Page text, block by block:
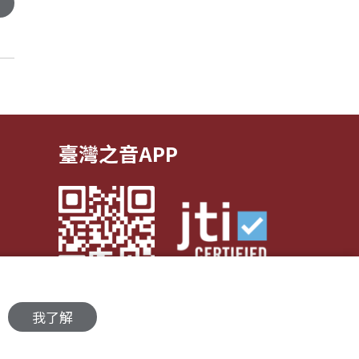
臺灣之音APP
我了解